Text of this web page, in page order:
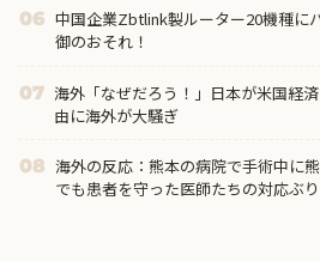
06 中国企業Zbtlink製ルーター20機種に
御のおそれ！
07 海外「なぜだろう！」日本が米国経
由に海外が大騒ぎ
08 海外の反応：熊本の病院で手術中に
でも患者を守った医師たちの対応ぶ